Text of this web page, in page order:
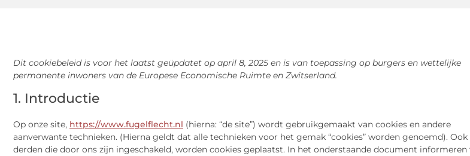
Dit cookiebeleid is voor het laatst geüpdatet op april 8, 2025 en is van toepassing op burgers en wettelijke
permanente inwoners van de Europese Economische Ruimte en Zwitserland.
1. Introductie
Op onze site, https://www.fugelflecht.nl (hierna: “de site”) wordt gebruikgemaakt van cookies en andere
aanverwante technieken. (Hierna geldt dat alle technieken voor het gemak “cookies” worden genoemd). Ook
derden die door ons zijn ingeschakeld, worden cookies geplaatst. In het onderstaande document informeren